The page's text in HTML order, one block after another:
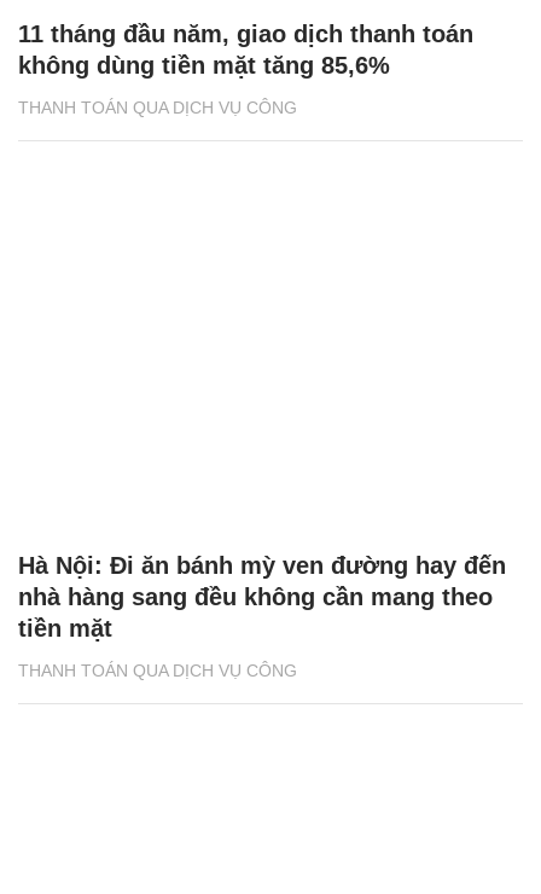
THANH TOÁN QUA DỊCH VỤ CÔNG
11 tháng đầu năm, giao dịch thanh toán
không dùng tiền mặt tăng 85,6%
THANH TOÁN QUA DỊCH VỤ CÔNG
Hà Nội: Đi ăn bánh mỳ ven đường hay đến
nhà hàng sang đều không cần mang theo
tiền mặt